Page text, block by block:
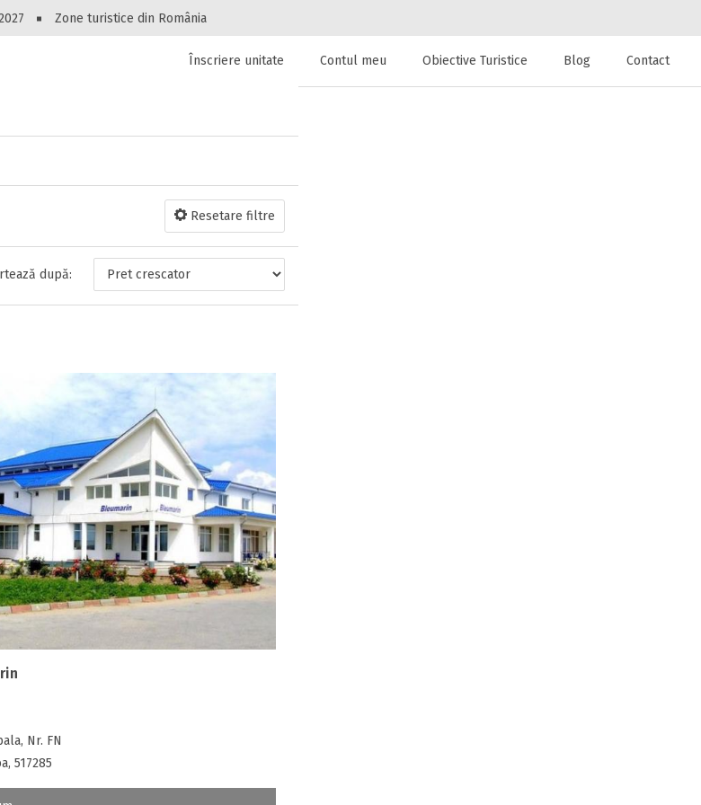
Zone turistice din România
oferte de cazare!
vile, apartamente sau alte unitați de cazare la
Înscriere unitate Contul meu Obiective Turistice Blog Contact
Resetare filtre
după:
Nr. FN
517285